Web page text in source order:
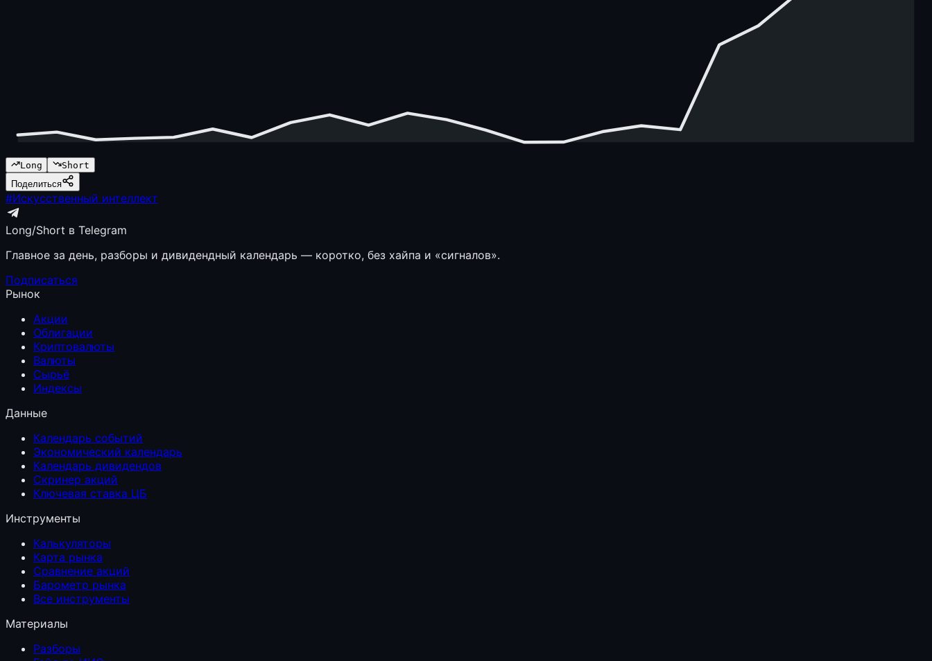
Long
Short
Поделиться
#Искусственный интеллект
Long/Short в Telegram
Главное за день, разборы и дивидендный календарь — коротко, без хайпа и «сигналов».
Подписаться
Рынок
Акции
Облигации
Криптовалюты
Валюты
Сырьё
Индексы
Данные
Календарь событий
Экономический календарь
Календарь дивидендов
Скринер акций
Ключевая ставка ЦБ
Инструменты
Калькуляторы
Карта рынка
Сравнение акций
Барометр рынка
Все инструменты
Материалы
Разборы